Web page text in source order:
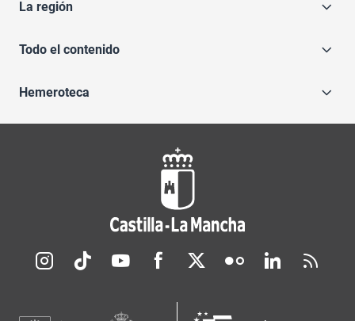
La región
Todo el contenido
Hemeroteca
Redes sociales JCCM